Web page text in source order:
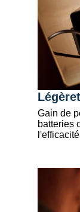
Gain de
batteries